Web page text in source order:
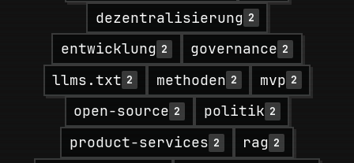
dezentralisierung 2
entwicklung 2 governance 2
llms.txt 2 methoden 2 mvp 2
open-source 2 politik 2
product-services 2 rag 2